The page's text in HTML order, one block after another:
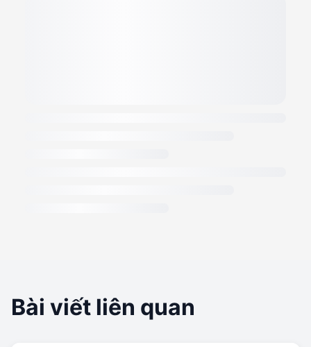
Bài viết liên quan